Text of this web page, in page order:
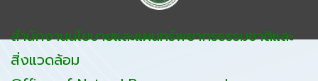
สำนักงานนโยบายและแผนทรัพยากรธรรมชาติและ
สิ่งแวดล้อม